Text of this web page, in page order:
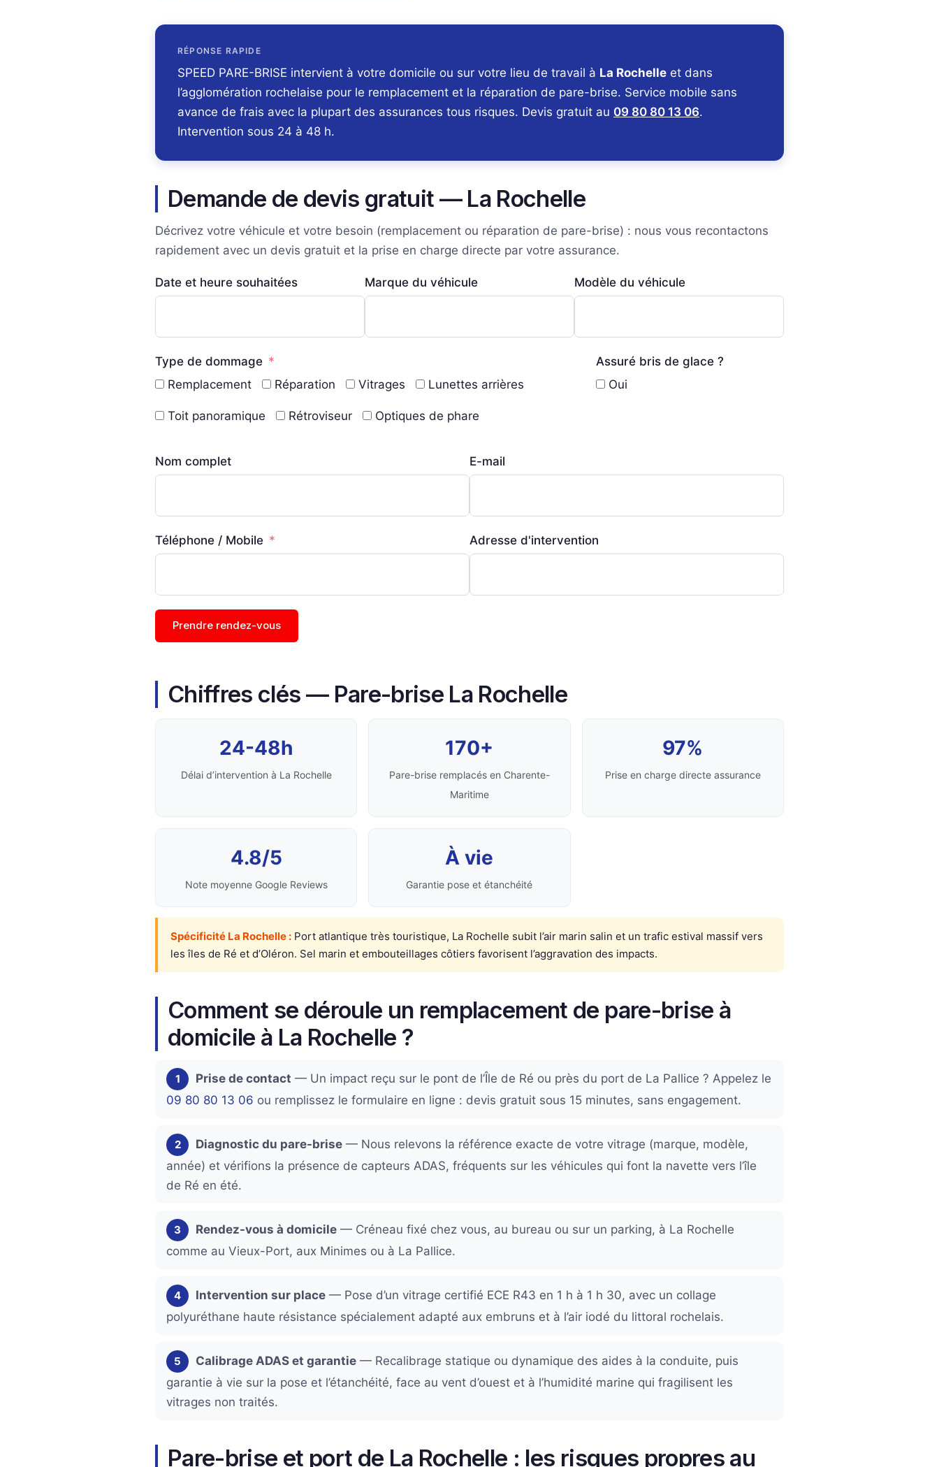
RÉPONSE RAPIDE
SPEED PARE-BRISE intervient à votre domicile ou sur votre lieu de travail à La Rochelle et dans
l’agglomération rochelaise pour le remplacement et la réparation de pare-brise. Service mobile sans
avance de frais avec la plupart des assurances tous risques. Devis gratuit au 09 80 80 13 06.
Intervention sous 24 à 48 h.
Demande de devis gratuit — La Rochelle
Décrivez votre véhicule et votre besoin (remplacement ou réparation de pare-brise) : nous vous recontactons
rapidement avec un devis gratuit et la prise en charge directe par votre assurance.
Date et heure souhaitées Marque du véhicule Modèle du véhicule
Type de dommage
Remplacement
Réparation Vitrages Lunettes arrières
Toit panoramique Rétroviseur Optiques de phare
Assuré bris de glace ?
Oui
Nom complet E-mail
Téléphone / Mobile Adresse d'intervention
Prendre rendez-vous
Chiffres clés — Pare-brise La Rochelle
24-48h
Délai d’intervention à La Rochelle
170+
Pare-brise remplacés en Charente-
Maritime
97%
Prise en charge directe assurance
4.8/5
Note moyenne Google Reviews
À vie
Garantie pose et étanchéité
Spécificité La Rochelle : Port atlantique très touristique, La Rochelle subit l’air marin salin et un trafic estival massif vers
les îles de Ré et d’Oléron. Sel marin et embouteillages côtiers favorisent l’aggravation des impacts.
Comment se déroule un remplacement de pare-brise à
domicile à La Rochelle ?
1 Prise de contact — Un impact reçu sur le pont de l’Île de Ré ou près du port de La Pallice ? Appelez le
09 80 80 13 06 ou remplissez le formulaire en ligne : devis gratuit sous 15 minutes, sans engagement.
2 Diagnostic du pare-brise — Nous relevons la référence exacte de votre vitrage (marque, modèle,
année) et vérifions la présence de capteurs ADAS, fréquents sur les véhicules qui font la navette vers l’île
de Ré en été.
3 Rendez-vous à domicile — Créneau fixé chez vous, au bureau ou sur un parking, à La Rochelle
comme au Vieux-Port, aux Minimes ou à La Pallice.
4 Intervention sur place — Pose d’un vitrage certifié ECE R43 en 1 h à 1 h 30, avec un collage
polyuréthane haute résistance spécialement adapté aux embruns et à l’air iodé du littoral rochelais.
5 Calibrage ADAS et garantie — Recalibrage statique ou dynamique des aides à la conduite, puis
garantie à vie sur la pose et l’étanchéité, face au vent d’ouest et à l’humidité marine qui fragilisent les
vitrages non traités.
Pare-brise et port de La Rochelle : les risques propres au